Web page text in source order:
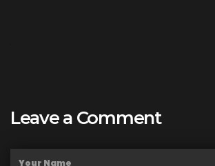
Leave a Comment